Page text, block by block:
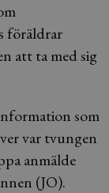
föräldrar
att ta med sig
som
var tvungen
anmälde
(JO).